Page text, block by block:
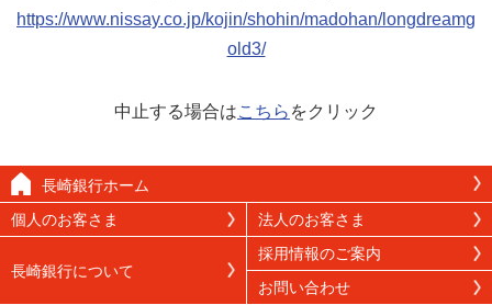
https://www.nissay.co.jp/kojin/shohin/madohan/longdreamg
old3/
中止する場合はこちら をクリック
長崎銀行ホーム
個人のお客さま
法人のお客さま
長崎銀行について
採用情報のご案内
お問い合わせ